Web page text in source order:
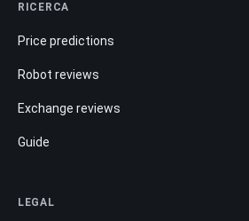
RICERCA
Price predictions
Robot reviews
Exchange reviews
Guide
LEGAL